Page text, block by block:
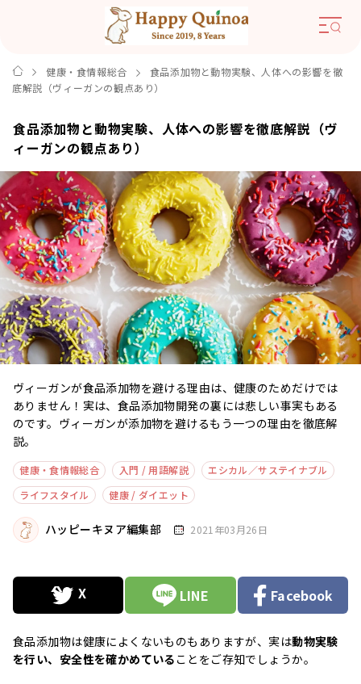
健康・食情報総合
食品添加物と動物実験、人体への影響を徹
底解説（ヴィーガンの観点あり）
食品添加物と動物実験、人体への影響を徹底解説（ヴ
ィーガンの観点あり）
ヴィーガンが食品添加物を避ける理由は、健康のためだけでは
ありません！実は、食品添加物開発の裏には悲しい事実もある
のです。ヴィーガンが添加物を避けるもう一つの理由を徹底解
説。
健康・食情報総合 入門 / 用語解説
エシカル／サステイナブル
ライフスタイル
健康 / ダイエット
ハッピーキヌア編集部 2021年03月26日
LINE Facebook
食品添加物は健康によくないものもありますが、実は動物実験
を行い、安全性を確かめている ことをご存知でしょうか。